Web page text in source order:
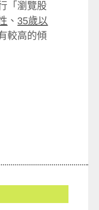
「瀏覽股
、 35歲以
較高的傾